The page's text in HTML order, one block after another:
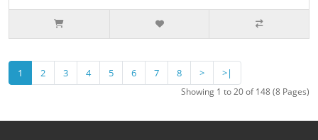
1 2 3 4 5 6 7 8 > >|
Showing 1 to 20 of 148 (8 Pages)